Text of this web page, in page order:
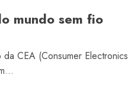
mundo sem fio
CEA (Consumer Electronics